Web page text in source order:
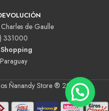
de Gaulle
331000
Ñanandy Store ® 2025